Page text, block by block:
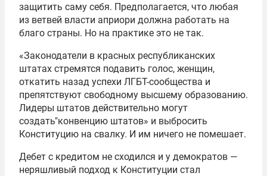
защитить саму себя. Предполагается, что любая
из ветвей власти априори должна работать на
благо страны. Но на практике это не так.
«Законодатели в красных республиканских
штатах стремятся подавить голос, женщин,
откатить назад успехи ЛГБТ-сообщества и
препятствуют свободному высшему образованию.
Лидеры штатов действительно могут
создать"конвенцию штатов» и выбросить
Конституцию на свалку. И им ничего не помешает.
Дебет с кредитом не сходился и у демократов —
неряшливый подход к Конституции стал